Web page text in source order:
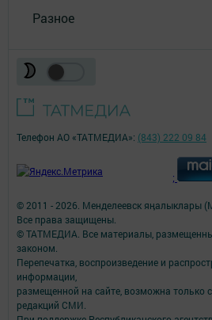
Разное
© 2011 - 2026. Менделеевск яӊалыклары
Все права защищены.
© ТАТМЕДИА. Все материалы,
законом.
Перепечатка, воспроизведение и
информации,
размещенной на сайте, возможна только
редакций СМИ.
Телефон АО «ТАТМЕДИА»: (843) 222 09 84
;